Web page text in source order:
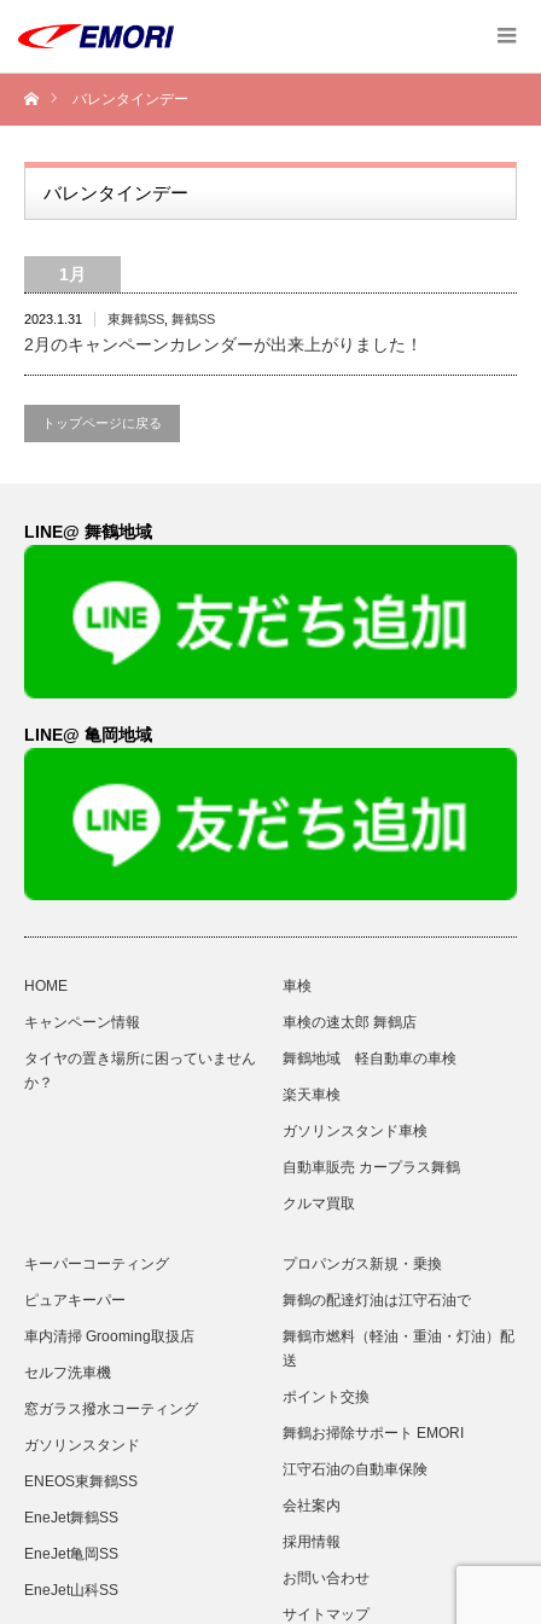
バレンタインデー
バレンタインデー
1月
2023.1.31 東舞鶴SS 舞鶴SS
2月のキャンペーンカレンダーが出来上がりました！
トップページに戻る
LINE@ 舞鶴地域
LINE@ 亀岡地域
HOME
キャンペーン情報
タイヤの置き場所に困っていません
か？
車検
車検の速太郎 舞鶴店
舞鶴地域 軽自動車の車検
楽天車検
ガソリンスタンド車検
自動車販売 カープラス舞鶴
クルマ買取
キーパーコーティング
ピュアキーパー
車内清掃 Grooming取扱店
セルフ洗車機
窓ガラス撥水コーティング
ガソリンスタンド
ENEOS東舞鶴SS
EneJet舞鶴SS
EneJet亀岡SS
EneJet山科SS
プロパンガス新規・乗換
舞鶴の配達灯油は江守石油で
舞鶴市燃料（軽油・重油・灯油）配
送
ポイント交換
舞鶴お掃除サポート EMORI
江守石油の自動車保険
会社案内
採用情報
お問い合わせ
サイトマップ